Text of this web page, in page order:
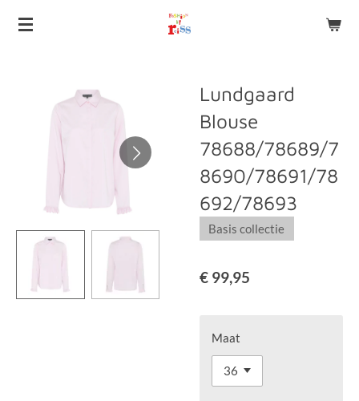
Ga
hoofdinhoud
Lundgaard
Blouse
78688/78689/7
8690/78691/78
692/78693
Basis collectie
€ 99,95
Maat